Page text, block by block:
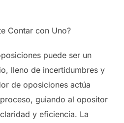
Contar con Uno?
puede ser un
lleno de incertidumbres y
de oposiciones actúa
guiando al opositor
y eficiencia. La